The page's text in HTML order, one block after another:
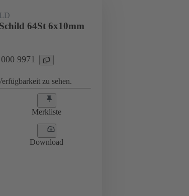
64St 6x10mm
9971
zu sehen.
Merkliste
Download